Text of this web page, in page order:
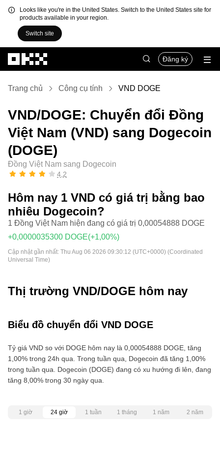
Looks like you're in the United States. Switch to the United States site for
products available in your region.
Switch site
Đăng ký
Trang chủ Công cụ tính VND DOGE
VND/DOGE: Chuyển đổi Đồng
Việt Nam (VND) sang Dogecoin
(DOGE)
Đồng Việt Nam sang Dogecoin
4,2
Hôm nay 1 VND có giá trị bằng bao
nhiêu Dogecoin?
1 Đồng Việt Nam hiện đang có giá trị 0,00054888 DOGE
+0,0000035300 DOGE(+1,00%)
Cập nhật gần nhất: Thu Aug 06 2026 09:30:12 (UTC+0000) (Coordinated
Universal Time)
Thị trường VND/DOGE hôm nay
Biểu đồ chuyển đổi VND DOGE
Tỷ giá VND so với DOGE hôm nay là 0,00054888 DOGE, tăng
1,00% trong 24h qua. Trong tuần qua, Dogecoin đã tăng 1,00%
trong tuần qua. Dogecoin (DOGE) đang có xu hướng đi lên, đang
tăng 8,00% trong 30 ngày qua.
1 giờ 24 giờ 1 tuần 1 tháng 1 năm 2 năm